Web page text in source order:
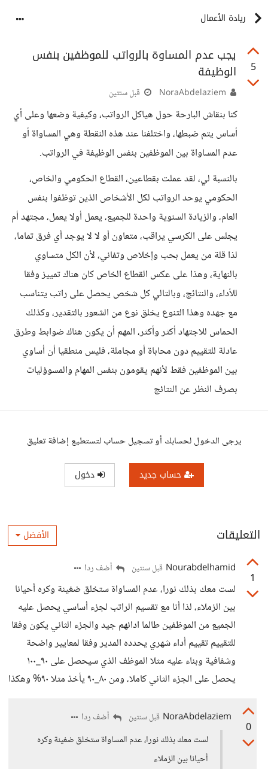
ريادة الأعمال
5
يجب عدم المساوة بالرواتب للموظفين بنفس
الوظيفة
قبل سنتين
كنا بنقاش البارحة حول هياكل الرواتب، وكيفية وضعها وعلى أي
أساس يتم ضبطها، واختلفنا عند هذه النقطة وهي المساواة أو
عدم المساواة بين الموظفين بنفس الوظيفة في الرواتب.
بالنسبة لي، لقد عملت بقطاعين، القطاع الحكومي والخاص،
الحكومي يوحد الرواتب لكل الأشخاص الذين توظفوا بنفس
العام، والزيادة السنوية واحدة للجميع، يعمل أولا يعمل، مجتهد أم
يجلس على الكرسي يراقب، متعاون أو لا لا يوجد أي فرق تماما،
لذا قلة من يعمل بحب وإخلاص وتفاني، لأن الكل متساوي
بالنهاية، وهذا على عكس القطاع الخاص كان هناك تمييز وفقا
للأداء، والنتائج، وبالتالي كل شخص يحصل على راتب يتناسب
مع جهده وهذا التنوع يخلق نوع من الشعور بالتقدير، وكذلك
الحماس للاجتهاد أكثر وأكثر، المهم أن يكون هناك ضوابط وطرق
عادلة للتقييم دون محاباة أو مجاملة، فليس منطقيا أن أساوي
بين الموظفين فقط لأنهم يقومون بنفس المهام والمسوؤليات
بصرف النظر عن النتائج
يرجى الدخول لحسابك أو تسجيل حساب لتستطيع إضافة تعليق
حساب جديد دخول
التعليقات الأفضل
1
Nourabdelhamid قبل سنتين أضف ردا
لست معك بذلك نورا، عدم المساواة ستخلق ضغينة وكره أحيانا
بين الزملاء، لذا أنا مع تقسيم الراتب لجزء أساسي يحصل عليه
الجميع من الموظفين طالما ادائهم جيد والجزء الثاني يكون وفقا
للتقييم تقييم أداء شهري يحدده المدير وفقا لمعايير واضحة
وشفافية وبناء عليه مثلا الموظف الذي سيحصل على ٩٠_١٠٠
يحصل على الجزء الثاني كاملا، ومن ٨٠_٩٠ يأخذ مثلا ٩٠% وهكذا
0
NoraAbdelaziem قبل سنتين
أضف ردا
لست معك بذلك نورا، عدم المساواة ستخلق ضغينة وكره
أحيانا بين الزملاء